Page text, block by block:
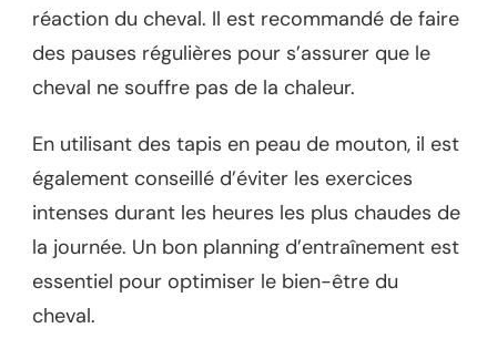
réaction du cheval. Il est recommandé de faire
des pauses régulières pour s’assurer que le
cheval ne souffre pas de la chaleur.
En utilisant des tapis en peau de mouton, il est
également conseillé d’éviter les exercices
intenses durant les heures les plus chaudes de
la journée. Un bon planning d’entraînement est
essentiel pour optimiser le bien-être du
cheval.